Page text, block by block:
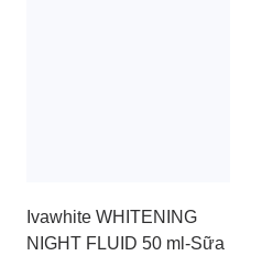
Ivawhite WHITENING
NIGHT FLUID 50 ml-Sữa